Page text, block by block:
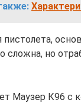
пистолета,
сложна, но
Маузер К96 с